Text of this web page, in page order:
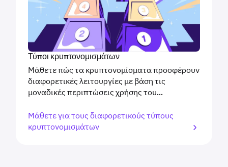
Τύποι κρυπτονομισμάτων
Μάθετε πώς τα κρυπτονομίσματα προσφέρουν
διαφορετικές λειτουργίες με βάση τις
μοναδικές περιπτώσεις χρήσης του...
Μάθετε για τους διαφορετικούς τύπους
κρυπτονομισμάτων